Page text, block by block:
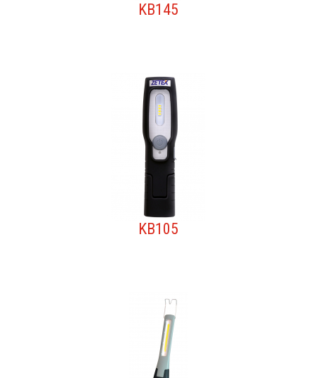
KB145
KB105